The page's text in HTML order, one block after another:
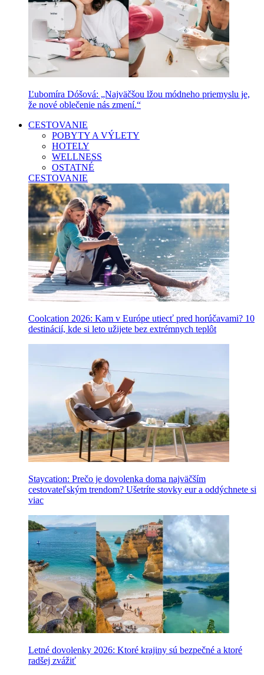
Ľubomíra Dóšová: „Najväčšou lžou módneho priemyslu je,
že nové oblečenie nás zmení.“
CESTOVANIE
POBYTY A VÝLETY
HOTELY
WELLNESS
OSTATNÉ
CESTOVANIE
Coolcation 2026: Kam v Európe utiecť pred horúčavami? 10
destinácií, kde si leto užijete bez extrémnych teplôt
Staycation: Prečo je dovolenka doma najväčším
cestovateľským trendom? Ušetríte stovky eur a oddýchnete si
viac
Letné dovolenky 2026: Ktoré krajiny sú bezpečné a ktoré
radšej zvážiť